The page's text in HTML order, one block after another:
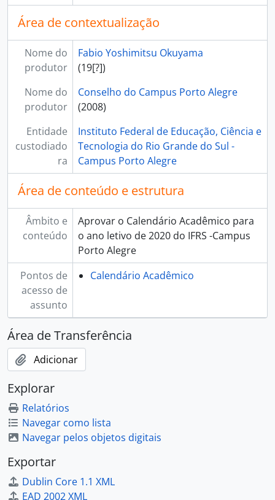
Área de contextualização
Nome do
produtor
Fabio Yoshimitsu Okuyama
(19[?])
Nome do
produtor
Conselho do Campus Porto Alegre
(2008)
Entidade
custodiado
ra
Instituto Federal de Educação, Ciência e
Tecnologia do Rio Grande do Sul -
Campus Porto Alegre
Área de conteúdo e estrutura
Âmbito e
conteúdo
Aprovar o Calendário Acadêmico para
o ano letivo de 2020 do IFRS -Campus
Porto Alegre
Pontos de
acesso de
assunto
Calendário Acadêmico
Área de Transferência
Adicionar
Explorar
Relatórios
Navegar como lista
Navegar pelos objetos digitais
Exportar
Dublin Core 1.1 XML
EAD 2002 XML